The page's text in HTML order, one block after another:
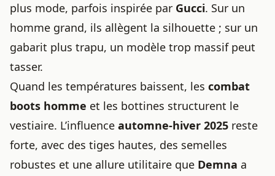
plus mode, parfois inspirée par Gucci. Sur un
homme grand, ils allègent la silhouette ; sur un
gabarit plus trapu, un modèle trop massif peut
tasser.
Quand les températures baissent, les combat
boots homme et les bottines structurent le
vestiaire. L’influence automne-hiver 2025 reste
forte, avec des tiges hautes, des semelles
robustes et une allure utilitaire que Demna a